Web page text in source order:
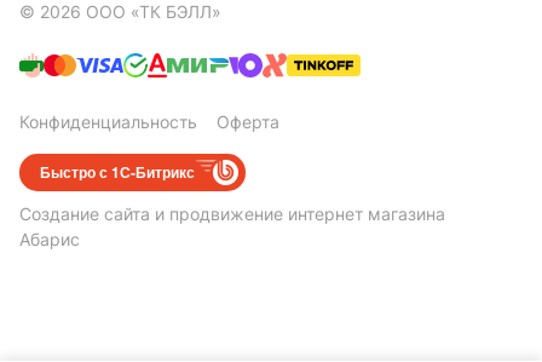
© 2026 ООО «ТК БЭЛЛ»
Конфиденциальность Оферта
Быстро с 1С-Битрикс
Создание сайта и продвижение интернет магазина
Абарис